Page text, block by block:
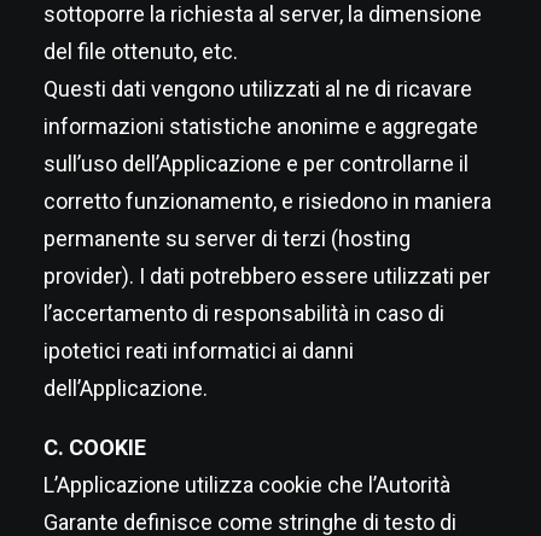
sottoporre la richiesta al server, la dimensione
del file ottenuto, etc.
Questi dati vengono utilizzati al ne di ricavare
informazioni statistiche anonime e aggregate
sull’uso dell’Applicazione e per controllarne il
corretto funzionamento, e risiedono in maniera
permanente su server di terzi (hosting
provider). I dati potrebbero essere utilizzati per
l’accertamento di responsabilità in caso di
ipotetici reati informatici ai danni
dell’Applicazione.
C. COOKIE
L’Applicazione utilizza cookie che l’Autorità
Garante definisce come stringhe di testo di